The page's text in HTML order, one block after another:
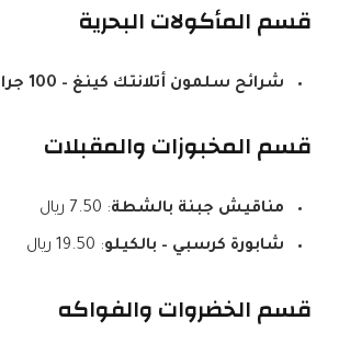
قسم المأكولات البحرية
شرائح سلمون أتلانتك كينغ – 100 جرام
قسم المخبوزات والمقبلات
مناقيش جبنة بالشطة: 7.50 ريال
شابورة كرسبي – بالكيلو: 19.50 ريال
قسم الخضروات والفواكه